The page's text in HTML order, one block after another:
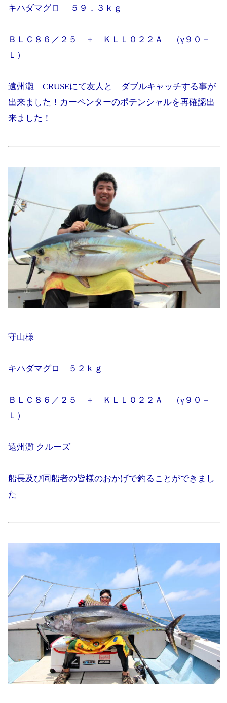
キハダマグロ ５９．３ｋｇ
ＢＬＣ８６／２５ ＋ ＫＬＬ０２２Ａ （γ９０－
Ｌ）
遠州灘 CRUSEにて友人と ダブルキャッチする事が
出来ました！カーペンターのポテンシャルを再確認出
来ました！
守山様
キハダマグロ ５２ｋｇ
ＢＬＣ８６／２５ ＋ ＫＬＬ０２２Ａ （γ９０－
Ｌ）
遠州灘 クルーズ
船長及び同船者の皆様のおかげで釣ることができまし
た